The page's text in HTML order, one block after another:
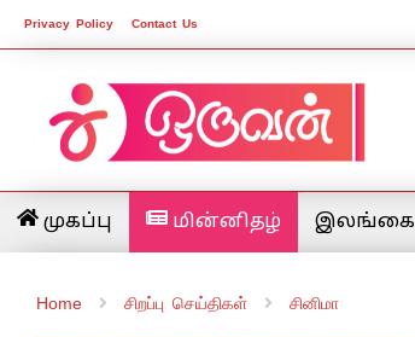
Privacy Policy Contact Us
முகப்பு மின்னிதழ் இலங்கை
Home சிறப்பு செய்திகள் சினிமா